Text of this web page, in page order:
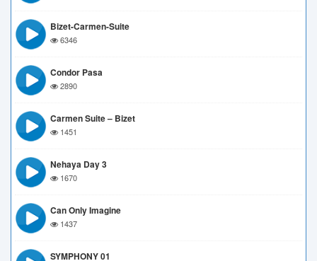
Bizet-Carmen-Suite
6346
Condor Pasa
2890
Carmen Suite – Bizet
1451
Nehaya Day 3
1670
Can Only Imagine
1437
SYMPHONY 01